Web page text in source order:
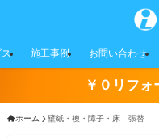
施工事例 お問い合わせ
￥０リフォ
ホーム 壁紙・襖・障子・床 張替